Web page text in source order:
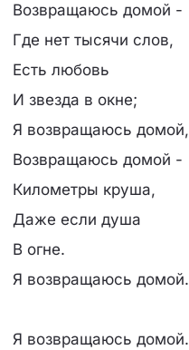
Возвращаюсь домой -
Где нет тысячи слов,
Есть любовь
И звезда в окне;
Я возвращаюсь домой,
Возвращаюсь домой -
Километры круша,
Даже если душа
В огне.
Я возвращаюсь домой.
Я возвращаюсь домой.